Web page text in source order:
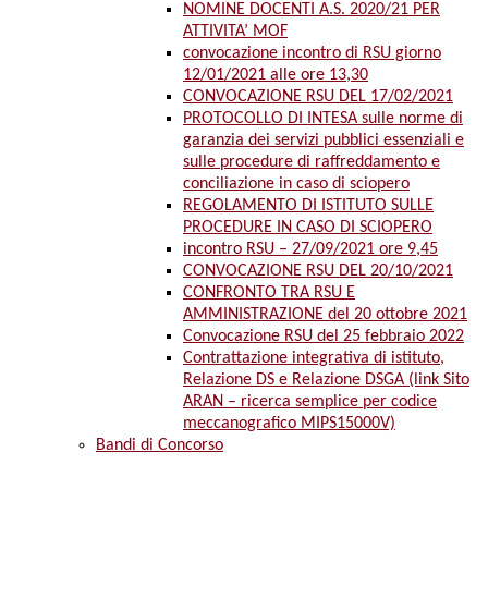
NOMINE DOCENTI A.S. 2020/21 PER
ATTIVITA’ MOF
convocazione incontro di RSU giorno
12/01/2021 alle ore 13,30
CONVOCAZIONE RSU DEL 17/02/2021
PROTOCOLLO DI INTESA sulle norme di
garanzia dei servizi pubblici essenziali e
sulle procedure di raffreddamento e
conciliazione in caso di sciopero
REGOLAMENTO DI ISTITUTO SULLE
PROCEDURE IN CASO DI SCIOPERO
incontro RSU – 27/09/2021 ore 9,45
CONVOCAZIONE RSU DEL 20/10/2021
CONFRONTO TRA RSU E
AMMINISTRAZIONE del 20 ottobre 2021
Convocazione RSU del 25 febbraio 2022
Contrattazione integrativa di istituto,
Relazione DS e Relazione DSGA (link Sito
ARAN – ricerca semplice per codice
meccanografico MIPS15000V)
Bandi di Concorso